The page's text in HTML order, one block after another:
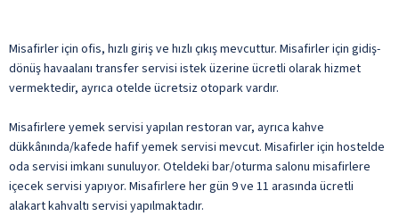
Misafirler için ofis, hızlı giriş ve hızlı çıkış mevcuttur. Misafirler için gidiş-
dönüş havaalanı transfer servisi istek üzerine ücretli olarak hizmet
vermektedir, ayrıca otelde ücretsiz otopark vardır.
Misafirlere yemek servisi yapılan restoran var, ayrıca kahve
dükkânında/kafede hafif yemek servisi mevcut. Misafirler için hostelde
oda servisi imkanı sunuluyor. Oteldeki bar/oturma salonu misafirlere
içecek servisi yapıyor. Misafirlere her gün 9 ve 11 arasında ücretli
alakart kahvaltı servisi yapılmaktadır.